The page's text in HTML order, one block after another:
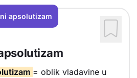
apsolutizam
= oblik vladavine u